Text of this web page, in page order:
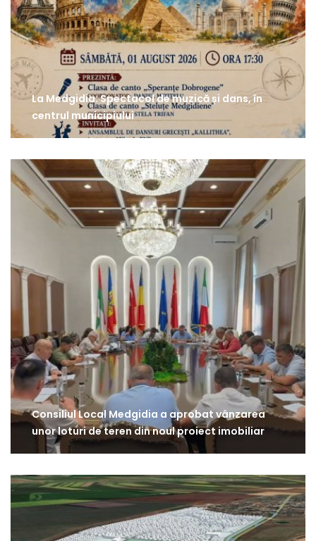
La Medgidia: Spectacol de muzică și dans, în
centrul municipiului
Consiliul Local Medgidia a aprobat vânzarea
unor loturi de teren din noul proiect imobiliar